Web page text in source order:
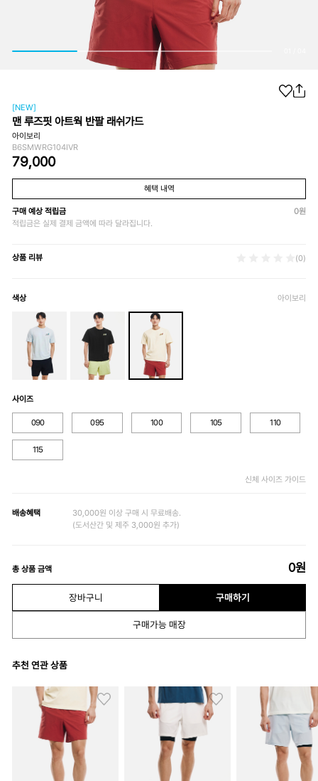
[NEW]
맨 루즈핏 아트웍 반팔 래쉬가드
아이보리
B6SMWRG104IVR
79,000
혜택 내역
구매 예상 적립금 0원
적립금은 실제 결제 금액에 따라 달라집니다.
상품 리뷰 (0)
색상 아이보리
사이즈
090 095 100 105 110
115
신체 사이즈 가이드
배송혜택
30,000원 이상 구매 시 무료배송.
(도서산간 및 제주 3,000원 추가)
총 상품 금액 0원
장바구니 구매하기
구매가능 매장
추천 연관 상품